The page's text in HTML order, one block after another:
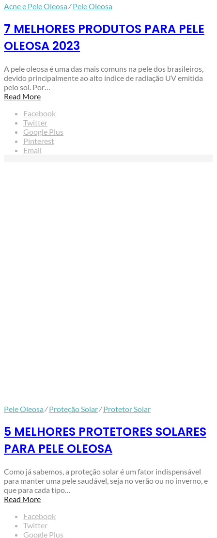
Acne e Pele Oleosa⁄Pele Oleosa
7 MELHORES PRODUTOS PARA PELE
OLEOSA 2023
A pele oleosa é uma das mais comuns na pele dos brasileiros,
devido principalmente ao alto índice de radiação UV emitida
pelo sol. Por…
Read More
Facebook
Twitter
Google Plus
Pinterest
Email
Pele Oleosa⁄Proteção Solar⁄Protetor Solar
5 MELHORES PROTETORES SOLARES
PARA PELE OLEOSA
Como já sabemos, a proteção solar é um fator indispensável
para manter uma pele saudável, seja no verão ou no inverno, e
que para cada tipo…
Read More
Facebook
Twitter
Google Plus